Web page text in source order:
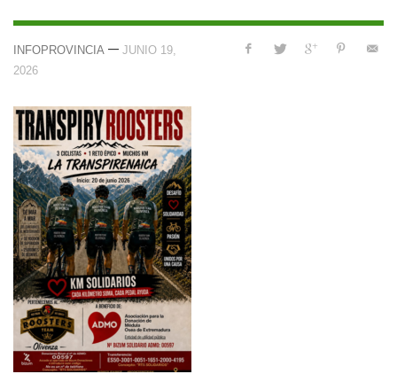
INFOPROVINCIA — JUNIO 19,
2026